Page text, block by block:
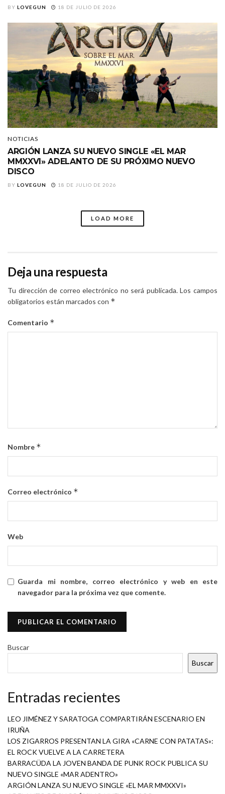
BY LOVEGUN 18 DE JULIO DE 2026
NOTICIAS
ARGIÓN LANZA SU NUEVO SINGLE «EL MAR
MMXXVI» ADELANTO DE SU PRÓXIMO NUEVO
DISCO
BY LOVEGUN 18 DE JULIO DE 2026
LOAD MORE
Deja una respuesta
Tu dirección de correo electrónico no será publicada. Los campos
obligatorios están marcados con *
Comentario *
Nombre *
Correo electrónico *
Web
Guarda mi nombre, correo electrónico y web en este
navegador para la próxima vez que comente.
Buscar
Buscar
Entradas recientes
LEO JIMÉNEZ Y SARATOGA COMPARTIRÁN ESCENARIO EN
IRUÑA
LOS ZIGARROS PRESENTAN LA GIRA «CARNE CON PATATAS»:
EL ROCK VUELVE A LA CARRETERA
BARRACÜDA LA JOVEN BANDA DE PUNK ROCK PUBLICA SU
NUEVO SINGLE «MAR ADENTRO»
ARGIÓN LANZA SU NUEVO SINGLE «EL MAR MMXXVI»